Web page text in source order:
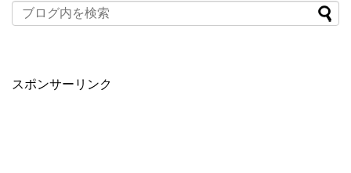
スポンサーリンク